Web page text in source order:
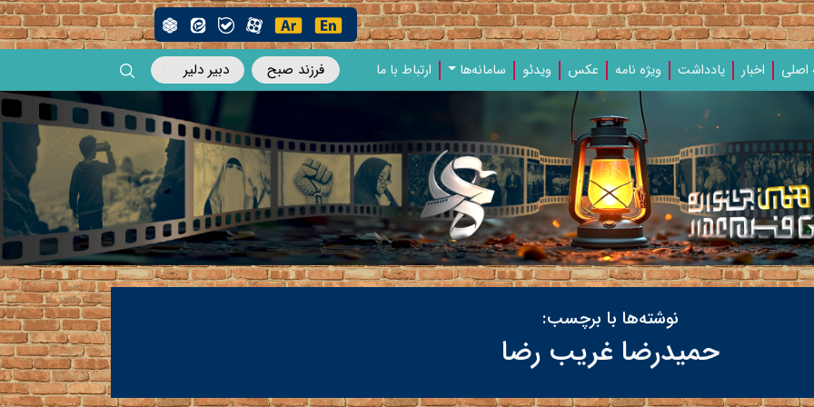
فرزند صبح دبیر دلیر اخبار یادداشت‌ ویژه‌ نامه‌ عکس ویدئو سامانه‌ها ارتباط با ما
نوشته‌ها با برچسب:
حمیدرضا غریب رضا